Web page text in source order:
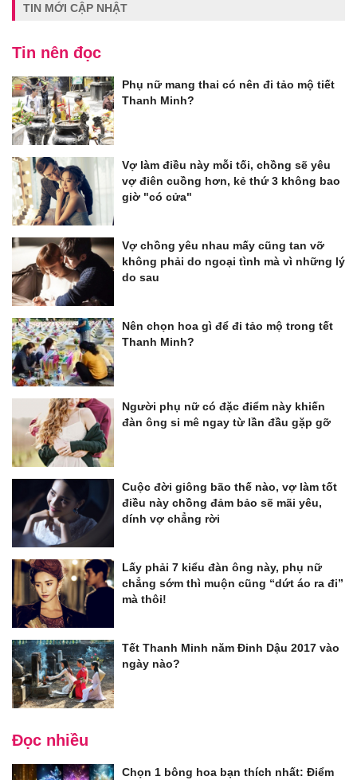
TIN MỚI CẬP NHẬT
Tin nên đọc
Phụ nữ mang thai có nên đi tảo mộ tiết
Thanh Minh?
Vợ làm điều này mỗi tối, chồng sẽ yêu
vợ điên cuồng hơn, kẻ thứ 3 không bao
giờ "có cửa"
Vợ chồng yêu nhau mấy cũng tan vỡ
không phải do ngoại tình mà vì những lý
do sau
Nên chọn hoa gì để đi tảo mộ trong tết
Thanh Minh?
Người phụ nữ có đặc điểm này khiến
đàn ông si mê ngay từ lần đầu gặp gỡ
Cuộc đời giông bão thế nào, vợ làm tốt
điều này chồng đảm bảo sẽ mãi yêu,
dính vợ chẳng rời
Lấy phải 7 kiểu đàn ông này, phụ nữ
chẳng sớm thì muộn cũng “dứt áo ra đi”
mà thôi!
Tết Thanh Minh năm Đinh Dậu 2017 vào
ngày nào?
Đọc nhiều
Chọn 1 bông hoa bạn thích nhất: Điểm